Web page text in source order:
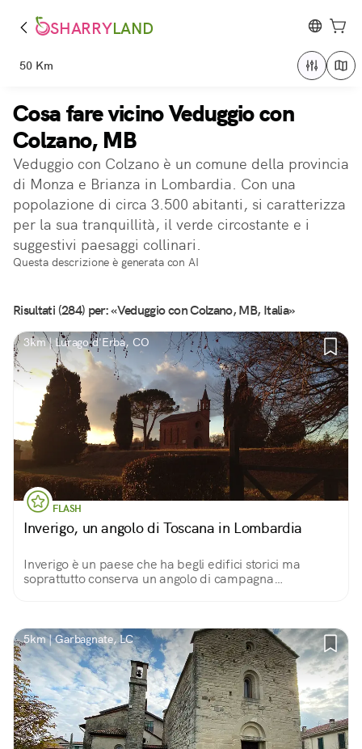
SHARRYLAND
50 Km
Cosa fare vicino Veduggio con
Colzano, MB
Veduggio con Colzano è un comune della provincia
di Monza e Brianza in Lombardia. Con una
popolazione di circa 3.500 abitanti, si caratterizza
per la sua tranquillità, il verde circostante e i
suggestivi paesaggi collinari.
Questa descrizione è generata con AI
Risultati (284) per: «Veduggio con Colzano, MB, Italia»
3km | Lurago d'Erba, CO
FLASH
Inverigo, un angolo di Toscana in Lombardia
Inverigo è un paese che ha begli edifici storici ma
soprattutto conserva un angolo di campagna
5km | Garbagnate, LC